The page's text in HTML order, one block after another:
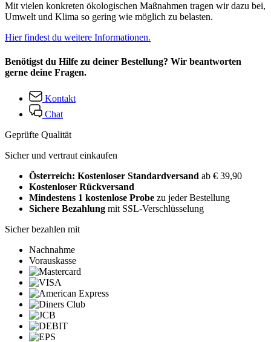
Mit vielen konkreten ökologischen Maßnahmen tragen wir dazu bei,
Umwelt und Klima so gering wie möglich zu belasten.
Hier findest du weitere Informationen.
Benötigst du Hilfe zu deiner Bestellung? Wir beantworten
gerne deine Fragen.
Kontakt
Chat
Geprüfte Qualität
Sicher und vertraut einkaufen
Österreich: Kostenloser Standardversand ab € 39,90
Kostenloser Rückversand
Mindestens 1 kostenlose Probe zu jeder Bestellung
Sichere Bezahlung mit SSL-Verschlüsselung
Sicher bezahlen mit
Nachnahme
Vorauskasse